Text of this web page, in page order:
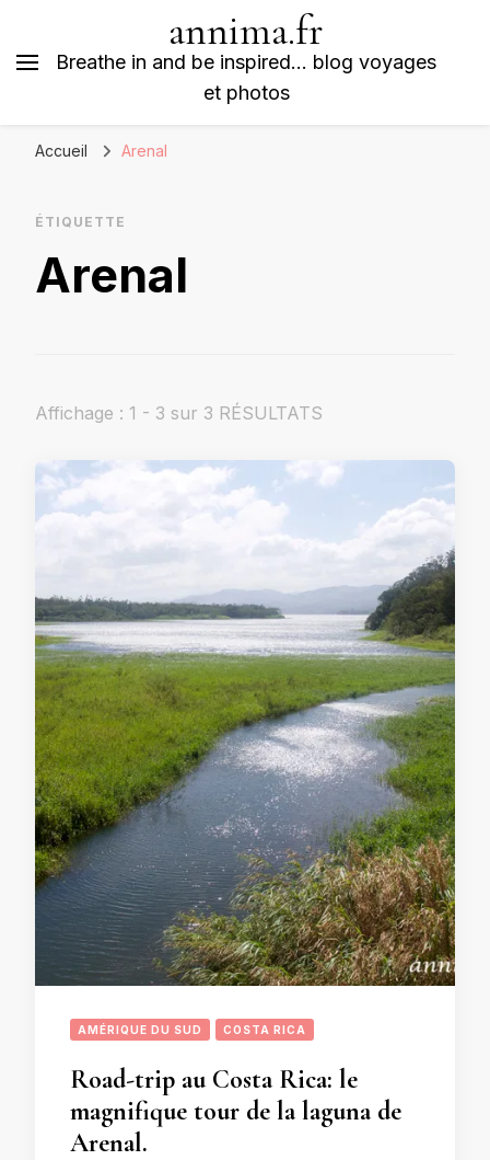
annima.fr
Breathe in and be inspired… blog voyages
et photos
Accueil Arenal
ÉTIQUETTE
Arenal
Affichage : 1 - 3 sur 3 RÉSULTATS
AMÉRIQUE DU SUD COSTA RICA
Road-trip au Costa Rica: le
magnifique tour de la laguna de
Arenal.